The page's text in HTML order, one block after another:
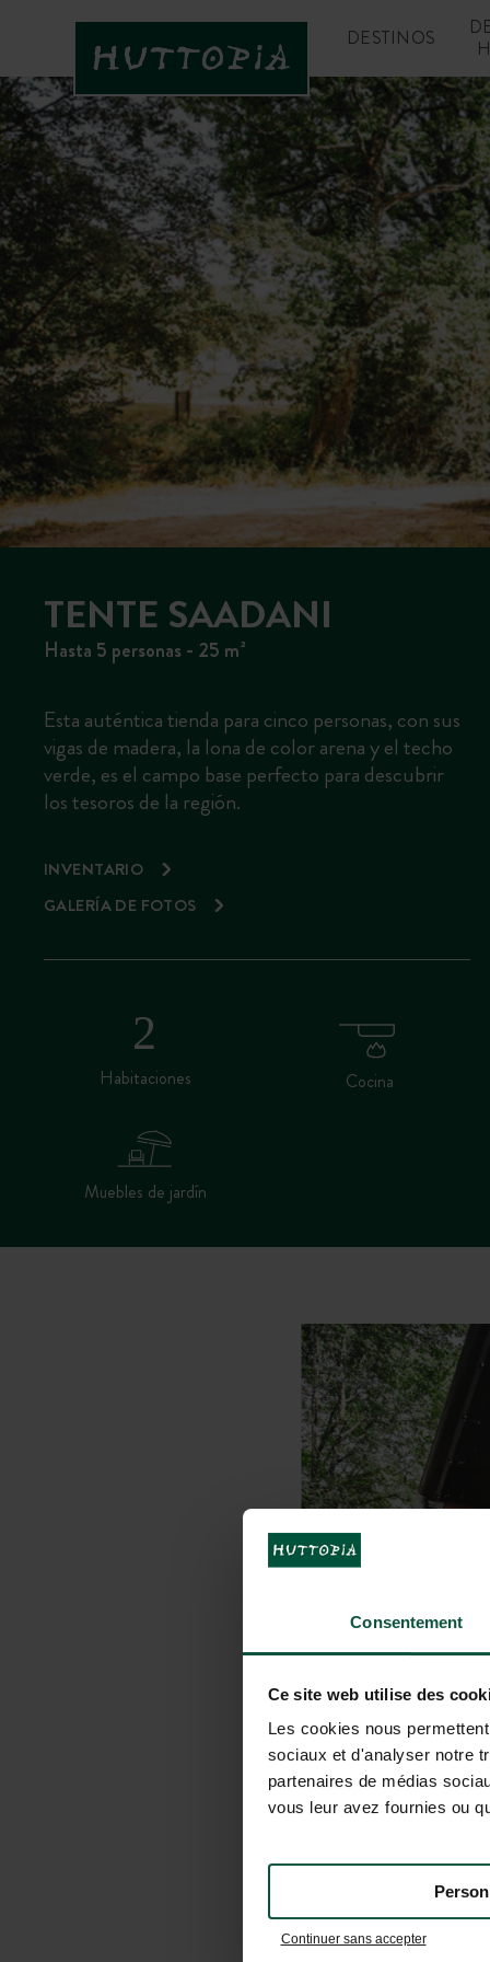
Consentement
Ce site web utilise des
Les cookies nous
sociaux et d'analyser notre
partenaires de médias
vous leur avez fournies ou
Continuer sans accepter
DESTINOS
TENTE SAADANI
Hasta 5 personas - 25 m²
Esta auténtica tienda para cinco personas, con sus
vigas de madera, la lona de color arena y el techo
verde, es el campo base perfecto para descubrir
los tesoros de la región.
INVENTARIO
GALERÍA DE FOTOS
Habitaciones Cocina
Muebles de jardín